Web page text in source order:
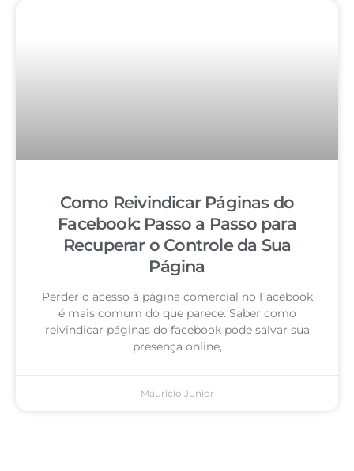
Como Reivindicar Páginas do
Facebook: Passo a Passo para
Recuperar o Controle da Sua
Página
Perder o acesso à página comercial no Facebook
é mais comum do que parece. Saber como
reivindicar páginas do facebook pode salvar sua
presença online,
Mauricio Junior